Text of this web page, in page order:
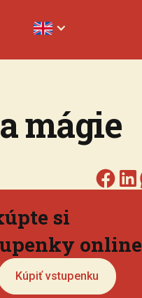
mágie
si
online
Kúpiť vstupenku